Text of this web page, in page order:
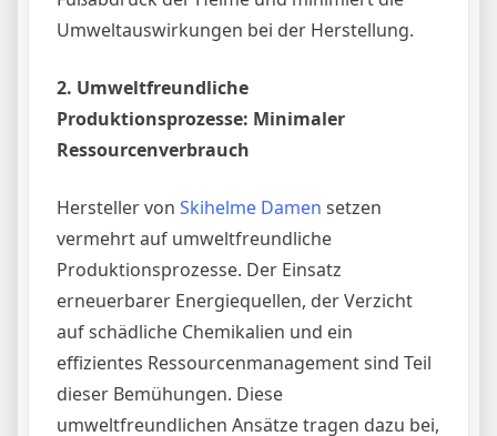
Umweltauswirkungen bei der Herstellung.
2. Umweltfreundliche
Produktionsprozesse: Minimaler
Ressourcenverbrauch
Hersteller von Skihelme Damen setzen
vermehrt auf umweltfreundliche
Produktionsprozesse. Der Einsatz
erneuerbarer Energiequellen, der Verzicht
auf schädliche Chemikalien und ein
effizientes Ressourcenmanagement sind Teil
dieser Bemühungen. Diese
umweltfreundlichen Ansätze tragen dazu bei,